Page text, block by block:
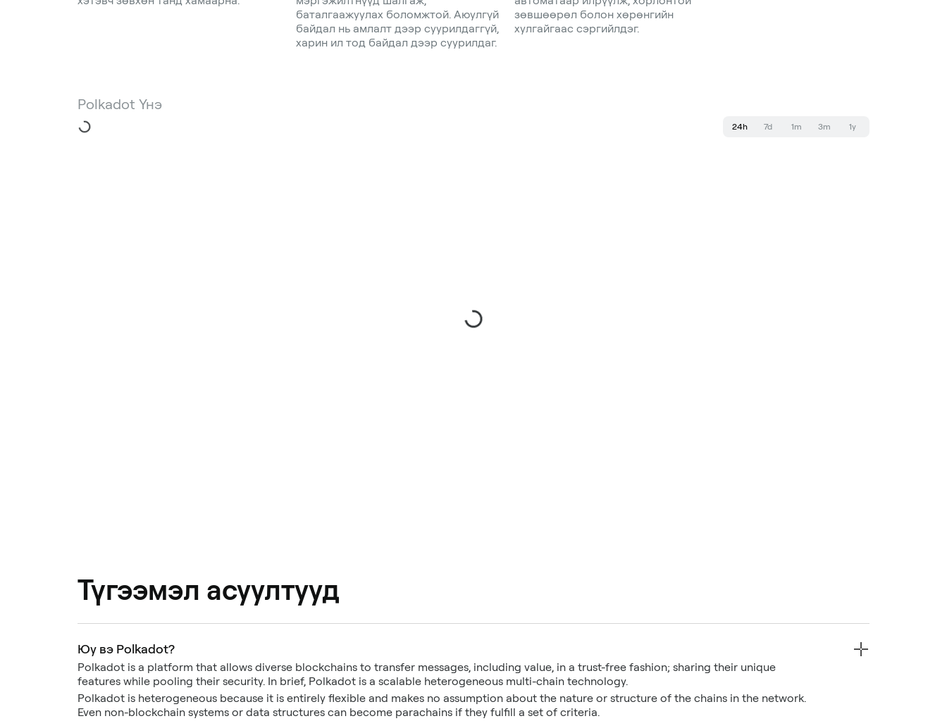
баталгаажуулах боломжтой. Аюулгүй
байдал нь амлалт дээр суурилдаггүй,
харин ил тод байдал дээр суурилдаг.
зөвшөөрөл болон хөрөнгийн
хулгайгаас сэргийлдэг.
Polkadot Үнэ
24h 7d 1m 3m 1y
Түгээмэл асуултууд
Юу вэ Polkadot?
Polkadot is a platform that allows diverse blockchains to transfer messages, including value, in a trust-free fashion; sharing their unique
features while pooling their security. In brief, Polkadot is a scalable heterogeneous multi-chain technology.
Polkadot is heterogeneous because it is entirely flexible and makes no assumption about the nature or structure of the chains in the network.
Even non-blockchain systems or data structures can become parachains if they fulfill a set of criteria.